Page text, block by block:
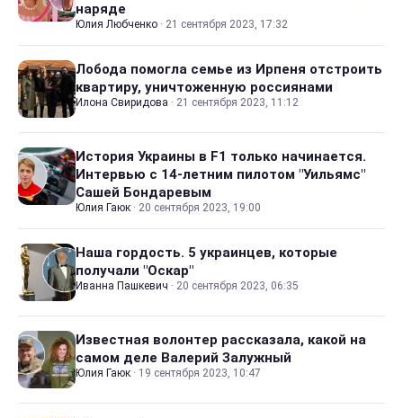
наряде
Юлия Любченко · 21 сентября 2023, 17:32
Лобода помогла семье из Ирпеня отстроить
квартиру, уничтоженную россиянами
Илона Свиридова · 21 сентября 2023, 11:12
История Украины в F1 только начинается.
Интервью с 14-летним пилотом "Уильямс"
Сашей Бондаревым
Юлия Гаюк · 20 сентября 2023, 19:00
Наша гордость. 5 украинцев, которые
получали "Оскар"
Иванна Пашкевич · 20 сентября 2023, 06:35
Известная волонтер рассказала, какой на
самом деле Валерий Залужный
Юлия Гаюк · 19 сентября 2023, 10:47